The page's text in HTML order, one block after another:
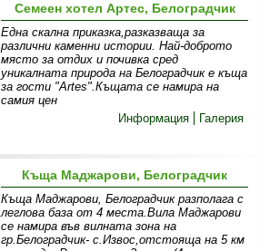
Семеен хотел Артес, Белоградчик
Една скална приказка,разказваща за
различни каменни истории. Най-доброто
място за отдих и почивка сред
уникалната природа на Белоградчик е къща
за гости "Artes".Къщата се намира на
самия цен
Информация
Галерия
Къща Маджарови, Белоградчик
Къща Маджарови, Белоградчик разполага с
леглова база от 4 места.Вила Маджарови
се намира във вилната зона на
гр.Белоградчик- с.Извос,отстояща на 5 км